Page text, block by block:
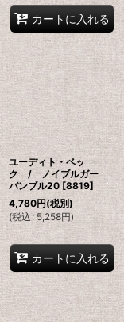
カートに入れる
ユーディト・ベッ
ク / ノイブルガー
バンブル20 [8819]
4,780円(税別)
(税込 : 5,258円)
カートに入れる